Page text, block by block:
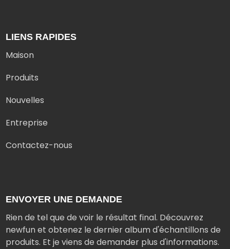
LIENS RAPIDES
Maison
Produits
Nouvelles
Entreprise
Contactez-nous
ENVOYER UNE DEMANDE
Rien de tel que de voir le résultat final. Découvrez
newfun et obtenez le dernier album d'échantillons de
produits. Et je viens de demander plus d'informations.